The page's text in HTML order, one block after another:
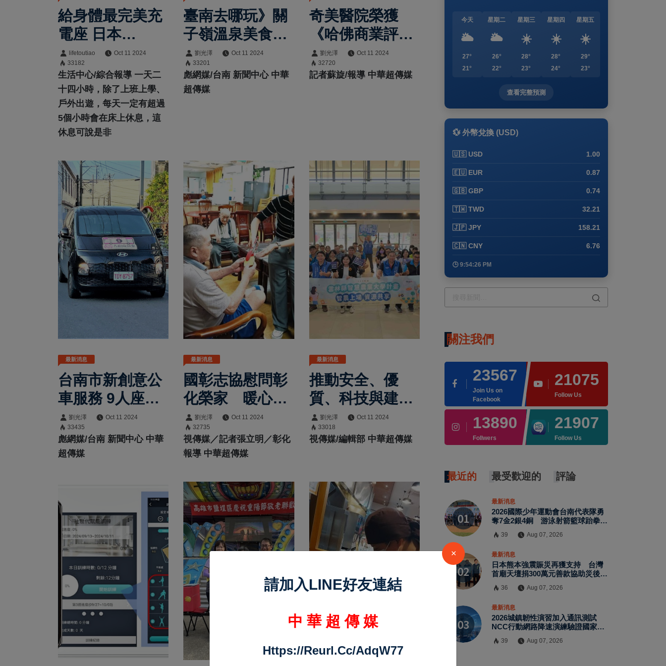
給身體最完美充
電座 日本
「NELL奈爾樂
眠床墊」
lifetoutiao
Oct 11 2024
33182
生活中心/綜合報導 一天二
十四小時，除了上班上學、
戶外出遊，每天一定有超過
5個小時會在床上休息，這
休息可說是非
臺南去哪玩》關
子嶺溫泉美食節
主題週活動即將
登場
劉光澤
Oct 11 2024
33201
彪網媒/台南 新聞中心 中華
超傳媒
奇美醫院榮獲
《哈佛商業評
論》數位轉型鼎
革獎兩項大獎
劉光澤
Oct 11 2024
32720
記者蘇旋/報導 中華超傳媒
最新消息
台南市新創意公
車服務 9人座小
巴 9路公車試辦
開進安南區
劉光澤
Oct 11 2024
33435
彪網媒/台南 新聞中心 中華
超傳媒
最新消息
國彰志協慰問彰
化榮家 暖心蛋
糕傳遞重陽關懷
劉光澤
Oct 11 2024
32735
視傳媒／記者張立明／彰化
報導 中華超傳媒
最新消息
推動安全、優
質、科技與建立
品牌行銷的農
業 第五屆雲林
劉光澤
Oct 11 2024
33018
視傳媒/編輯部 中華超傳媒
今天
🌥️
27°
21°
星期二
🌥️
26°
22°
星期三
☀️
28°
23°
星期四
☀️
28°
24°
星期五
☀️
29°
23°
查看完整預測
💱 外幣兌換 (USD)
🇺🇸 USD 1.00
🇪🇺 EUR 0.87
🇬🇧 GBP 0.74
🇹🇼 TWD 32.21
🇯🇵 JPY 158.21
🇨🇳 CNY 6.76
🕒 9:54:26 PM
關注我們
23567
Join Us on
Facebook
21075
Follow Us
13890
Follwers
21907
Follow Us
最近的 最受歡迎的 評論
最新消息
2026國際少年運動會台南代表隊勇
奪7金2銀4銅 游泳射箭籃球跆拳道
39 Aug 07, 2026
最新消息
日本熊本強震賑災再獲支持 台灣
首廟天壇捐300萬元善款協助災後復
36 Aug 07, 2026
最新消息
2026城鎮韌性演習加入通訊測試
NCC行動網路降速演練驗證國家通
39 Aug 07, 2026
×
請加入LINE好友連結
中 華 超 傳 媒
Https://reurl.cc/adqW77